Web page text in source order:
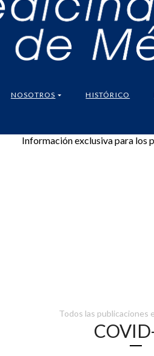
NOSOTROS HISTÓRICO
Información exclusiva para los
Todos las publicaciones